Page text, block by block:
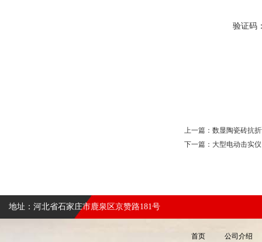
验证码
上一篇： 数显陶瓷砖抗
下一篇： 大型电动击实
地址：河北省石家庄市鹿泉区京赞路181号
首页 公司介绍